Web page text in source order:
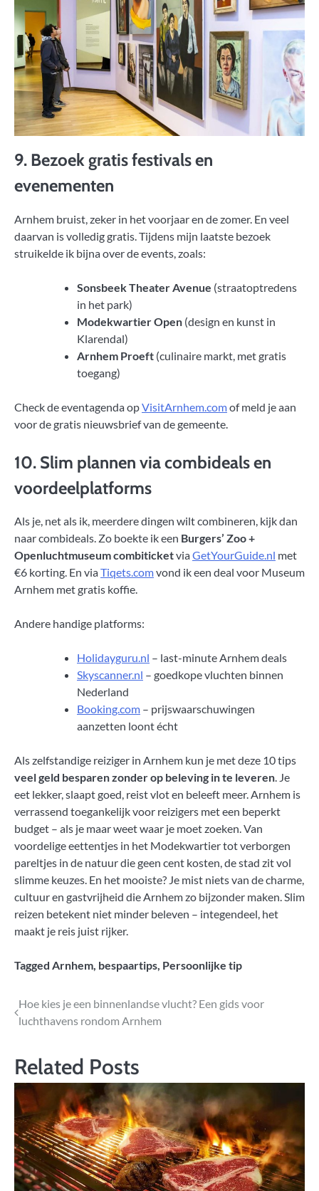
9. Bezoek gratis festivals en
evenementen
Arnhem bruist, zeker in het voorjaar en de zomer. En veel
daarvan is volledig gratis. Tijdens mijn laatste bezoek
struikelde ik bijna over de events, zoals:
Sonsbeek Theater Avenue (straatoptredens
in het park)
Modekwartier Open (design en kunst in
Klarendal)
Arnhem Proeft (culinaire markt, met gratis
toegang)
Check de eventagenda opVisitArnhem.comof meld je aan
voor de gratis nieuwsbrief van de gemeente.
10. Slim plannen via combideals en
voordeelplatforms
Als je, net als ik, meerdere dingen wilt combineren, kijk dan
naar combideals. Zo boekte ik een Burgers’ Zoo +
Openluchtmuseum combiticketviaGetYourGuide.nl met
€6 korting. En viaTiqets.comvond ik een deal voor Museum
Arnhem met gratis koffie.
Andere handige platforms:
Holidayguru.nl – last-minute Arnhem deals
Skyscanner.nl – goedkope vluchten binnen
Nederland
Booking.com – prijswaarschuwingen
aanzetten loont écht
Als zelfstandige reiziger in Arnhem kun je met deze 10 tips
veel geld besparen zonder op beleving in te leveren. Je
eet lekker, slaapt goed, reist vlot en beleeft meer. Arnhem is
verrassend toegankelijk voor reizigers met een beperkt
budget – als je maar weet waar je moet zoeken. Van
voordelige eettentjes in het Modekwartier tot verborgen
pareltjes in de natuur die geen cent kosten, de stad zit vol
slimme keuzes. En het mooiste? Je mist niets van de charme,
cultuur en gastvrijheid die Arnhem zo bijzonder maken. Slim
reizen betekent niet minder beleven – integendeel, het
maakt je reis juist rijker.
Tagged Arnhem, bespaartips, Persoonlijke tip
Bericht
Hoe kies je een binnenlandse vlucht? Een gids voor
luchthavens rondom Arnhem
Related Posts